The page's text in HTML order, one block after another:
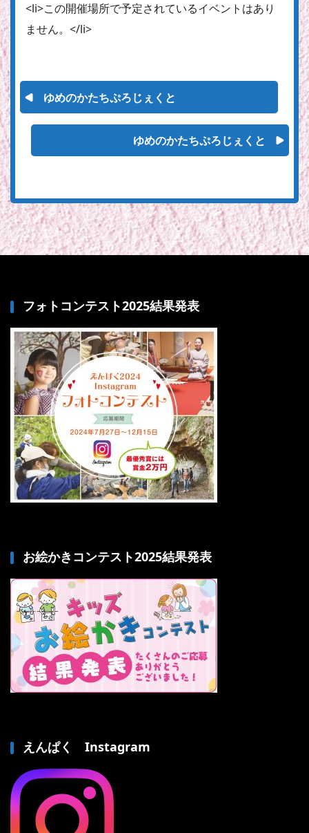
<li>この開催場所で予定されているイベントはあり
ません。</li>
ゆめのかたちぷろじぇくと
ゆめのかたちぷろじぇくと
フォトコンテスト2025結果発表
お絵かきコンテスト2025結果発表
えんぱく Instagram